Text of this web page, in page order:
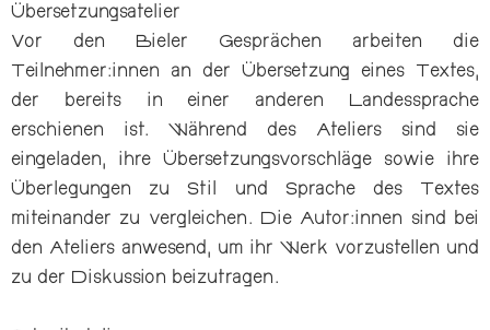
Übersetzungsatelier
Vor den Bieler Gesprächen arbeiten die
Teilnehmer:innen an der Übersetzung eines Textes,
der bereits in einer anderen Landessprache
erschienen ist. Während des Ateliers sind sie
eingeladen, ihre Übersetzungsvorschläge sowie ihre
Überlegungen zu Stil und Sprache des Textes
miteinander zu vergleichen. Die Autor:innen sind bei
den Ateliers anwesend, um ihr Werk vorzustellen und
zu der Diskussion beizutragen.